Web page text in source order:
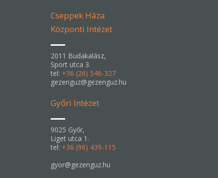
Cseppek Háza
Központi Intézet
2011 Budakalász,
Sport utca 3.
tel: +36 (26) 546-327
gezenguz@gezenguz.hu
Győri Intézet
9025 Győr,
Liget utca 1.
tel: +36 (96) 439-115
gyor@gezenguz.hu